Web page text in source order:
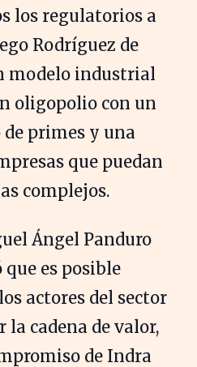
los regulatorios a
Rodríguez de
modelo industrial
oligopolio con un
primes y una
que puedan
complejos.
Ángel Panduro
es posible
actores del sector
la cadena de valor,
de Indra